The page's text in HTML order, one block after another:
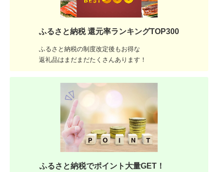
ふるさと納税 還元率ランキングTOP300
ふるさと納税の制度改定後もお得な
返礼品はまだまだたくさんあります！
ふるさと納税でポイント大量GET！